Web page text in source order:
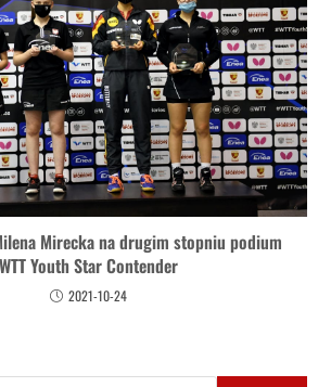
Mirecka na drugim stopniu podium
WTT Youth Star Contender
2021-10-24